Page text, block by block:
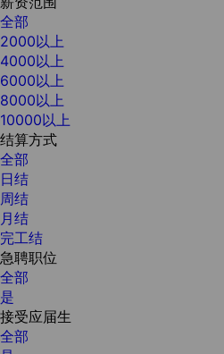
全部
2000以上
4000以上
6000以上
8000以上
10000以上
结算方式
全部
日结
周结
月结
完工结
急聘职位
全部
是
接受应届生
全部